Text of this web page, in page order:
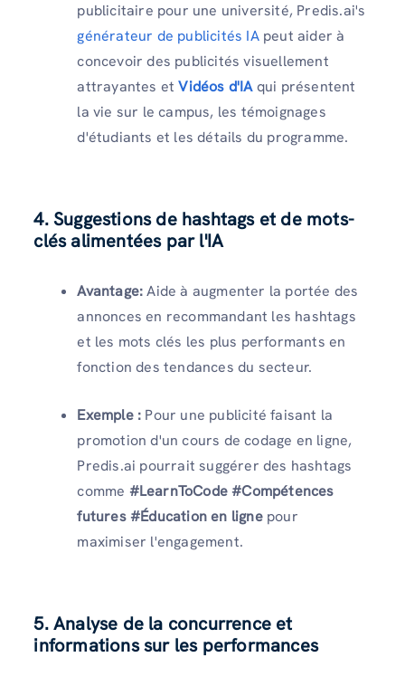
publicitaire pour une université, Predis.ai's
générateur de publicités IApeut aider à
concevoir des publicités visuellement
attrayantes etVidéos d'IAqui présentent
la vie sur le campus, les témoignages
d'étudiants et les détails du programme.
4. Suggestions de hashtags et de mots-
clés alimentées par l'IA
Avantage:Aide à augmenter la portée des
annonces en recommandant les hashtags
et les mots clés les plus performants en
fonction des tendances du secteur.
Exemple : Pour une publicité faisant la
promotion d'un cours de codage en ligne,
Predis.ai pourrait suggérer des hashtags
comme #LearnToCode #Compétences
futures #Éducation en lignepour
maximiser l'engagement.
5. Analyse de la concurrence et
informations sur les performances